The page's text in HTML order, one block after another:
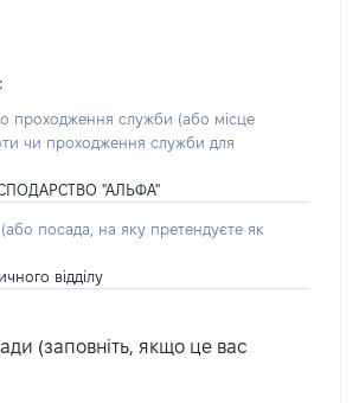
проходження служби (або місце
чи проходження служби для
"АЛЬФА"
(або посада, на яку претендуєте як
відділу
(заповніть, якщо це вас